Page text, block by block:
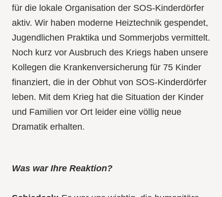
für die lokale Organisation der SOS-Kinderdörfer
aktiv. Wir haben moderne Heiztechnik gespendet,
Jugendlichen Praktika und Sommerjobs vermittelt.
Noch kurz vor Ausbruch des Kriegs haben unsere
Kollegen die Krankenversicherung für 75 Kinder
finanziert, die in der Obhut von SOS-Kinderdörfer
leben. Mit dem Krieg hat die Situation der Kinder
und Familien vor Ort leider eine völlig neue
Dramatik erhalten.
Was war Ihre Reaktion?